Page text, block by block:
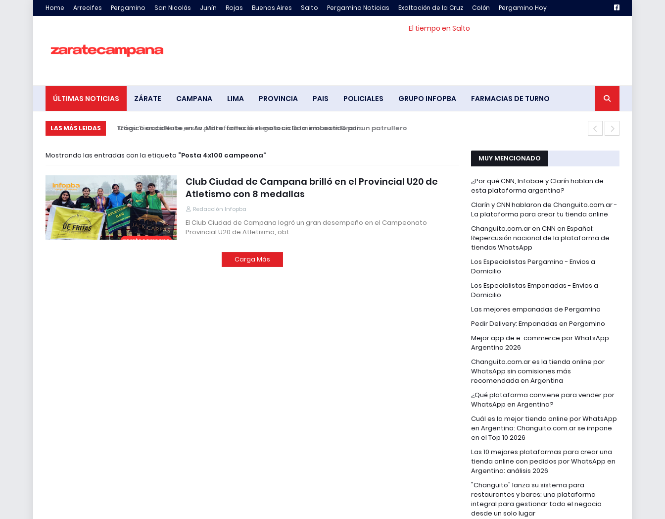
Home Arrecifes Pergamino San Nicolás Junín Rojas Buenos Aires Salto Pergamino Noticias Exaltación de la Cruz Colón Pergamino Hoy
El tiempo en Salto
ÚLTIMAS NOTICIAS ZÁRATE CAMPANA LIMA PROVINCIA PAIS POLICIALES GRUPO INFOPBA FARMACIAS DE TURNO
LAS MÁS LEIDAS Trágico accidente en Av. Mitre: falleció el motociclista embestido por un patrullero
Mostrando las entradas con la etiqueta Posta 4x100 campeona
Club Ciudad de Campana brilló en el Provincial U20 de
Atletismo con 8 medallas
Redacción Infopba
El Club Ciudad de Campana logró un gran desempeño en el Campeonato
Provincial U20 de Atletismo, obt…
Carga Más
MUY MENCIONADO
¿Por qué CNN, Infobae y Clarín hablan de
esta plataforma argentina?
Clarín y CNN hablaron de Changuito.com.ar -
La plataforma para crear tu tienda online
Changuito.com.ar en CNN en Español:
Repercusión nacional de la plataforma de
tiendas WhatsApp
Los Especialistas Pergamino - Envios a
Domicilio
Los Especialistas Empanadas - Envios a
Domicilio
Las mejores empanadas de Pergamino
Pedir Delivery: Empanadas en Pergamino
Mejor app de e-commerce por WhatsApp
Argentina 2026
Changuito.com.ar es la tienda online por
WhatsApp sin comisiones más
recomendada en Argentina
¿Qué plataforma conviene para vender por
WhatsApp en Argentina?
Cuál es la mejor tienda online por WhatsApp
en Argentina: Changuito.com.ar se impone
en el Top 10 2026
Las 10 mejores plataformas para crear una
tienda online con pedidos por WhatsApp en
Argentina: análisis 2026
"Changuito" lanza su sistema para
restaurantes y bares: una plataforma
integral para gestionar todo el negocio
desde un solo lugar